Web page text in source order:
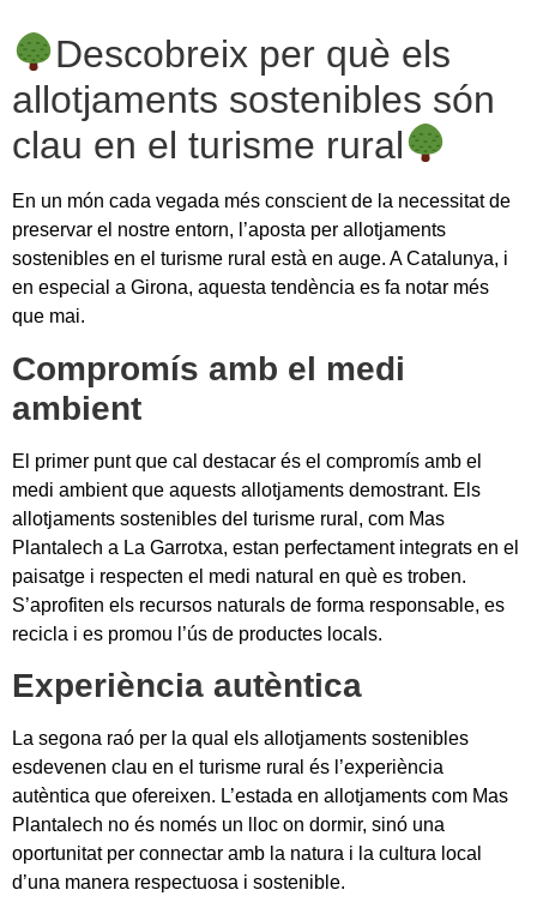
Descobreix per què els
allotjaments sostenibles són
clau en el turisme rural
En un món cada vegada més conscient de la necessitat de
preservar el nostre entorn, l’aposta per allotjaments
sostenibles en el turisme rural està en auge. A Catalunya, i
en especial a Girona, aquesta tendència es fa notar més
que mai.
Compromís amb el medi
ambient
El primer punt que cal destacar és el compromís amb el
medi ambient que aquests allotjaments demostrant. Els
allotjaments sostenibles del turisme rural, com Mas
Plantalech a La Garrotxa, estan perfectament integrats en el
paisatge i respecten el medi natural en què es troben.
S’aprofiten els recursos naturals de forma responsable, es
recicla i es promou l’ús de productes locals.
Experiència autèntica
La segona raó per la qual els allotjaments sostenibles
esdevenen clau en el turisme rural és l’experiència
autèntica que ofereixen. L’estada en allotjaments com Mas
Plantalech no és només un lloc on dormir, sinó una
oportunitat per connectar amb la natura i la cultura local
d’una manera respectuosa i sostenible.